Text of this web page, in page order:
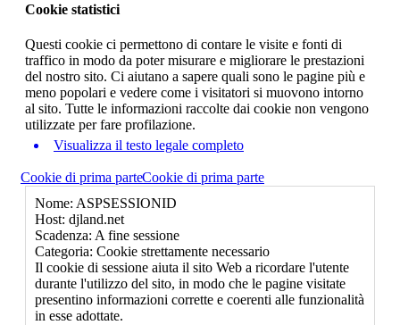
Cookie statistici
Questi cookie ci permettono di contare le visite e fonti di
traffico in modo da poter misurare e migliorare le prestazioni
del nostro sito. Ci aiutano a sapere quali sono le pagine più e
meno popolari e vedere come i visitatori si muovono intorno
al sito. Tutte le informazioni raccolte dai cookie non vengono
utilizzate per fare profilazione.
Visualizza il testo legale completo
Cookie di prima parteCookie di prima parte
Nome: ASPSESSIONID
Host: djland.net
Scadenza: A fine sessione
Categoria: Cookie strettamente necessario
Il cookie di sessione aiuta il sito Web a ricordare l'utente
durante l'utilizzo del sito, in modo che le pagine visitate
presentino informazioni corrette e coerenti alle funzionalità
in esse adottate.